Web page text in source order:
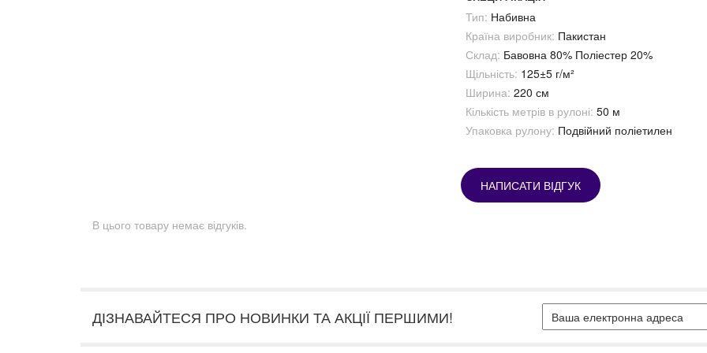
Тип: Набивна
Країна виробник: Пакистан
Склад: Бавовна 80% Поліестер 20%
Щільність: 125±5 г/м²
Ширина: 220 см
Кількість метрів в рулоні: 50 м
Упаковка рулону: Подвійний поліетилен
НАПИСАТИ ВІДГУК
В цього товару немає відгуків.
ДІЗНАВАЙТЕСЯ ПРО НОВИНКИ ТА АКЦІЇ ПЕРШИМИ!